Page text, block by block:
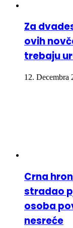
Za
ovih
trebaju
12. Decembra
Crna
stradao
osoba
nesreće